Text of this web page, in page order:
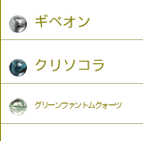
ギベオン
クリソコラ
グリーンファントムクォーツ